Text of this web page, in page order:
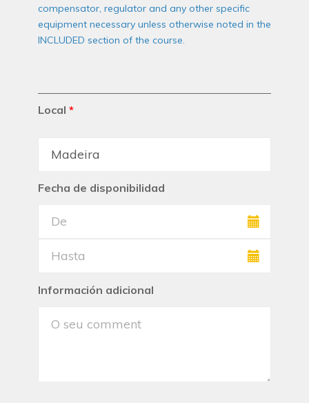
compensator, regulator and any other specific
equipment necessary unless otherwise noted in the
INCLUDED section of the course.
Local *
Fecha de disponibilidad
Información adicional